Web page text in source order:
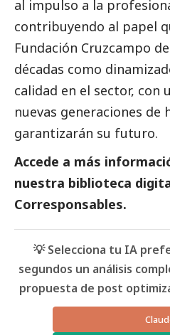
al impulso a la
contribuyendo al papel
Fundación Cruzcampo
décadas como
calidad en el sector, con
nuevas generaciones de
garantizarán su futuro.
Accede a más
nuestra biblioteca
Corresponsables.
💡 Selecciona tu IA
segundos un análisis
propuesta de post